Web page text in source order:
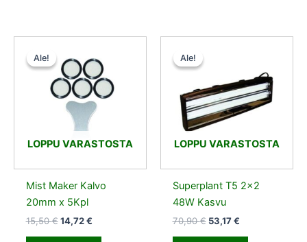
Ale!
LOPPU VARASTOSTA
Ale!
Mist Maker Kalvo
20mm x 5Kpl
15,50€
oli:
15,50 €.
14,72€
on:
14,72 €.
Ale!
LOPPU VARASTOSTA
Ale!
Superplant T5 2×2
48W Kasvu
70,90€ 53,17€
53,17 €.